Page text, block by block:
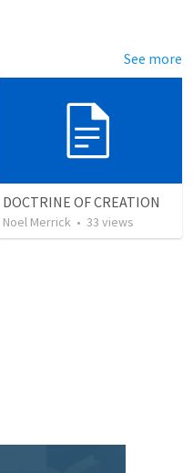
See more
DOCTRINE OF CREATION
Noel Merrick • 33 views